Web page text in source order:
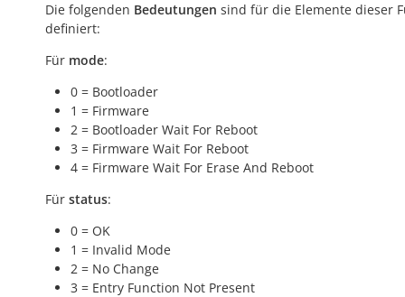
Die folgenden Bedeutungen sind für die Elemente dieser
definiert:
Für mode:
0 = Bootloader
1 = Firmware
2 = Bootloader Wait For Reboot
3 = Firmware Wait For Reboot
4 = Firmware Wait For Erase And Reboot
Für status:
0 = OK
1 = Invalid Mode
2 = No Change
3 = Entry Function Not Present